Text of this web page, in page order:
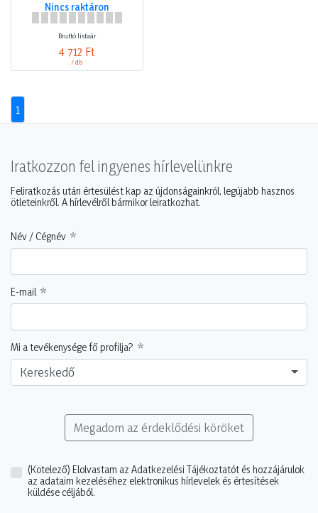
Nincs raktáron
Bruttó listaár
4 712 Ft
/ db
1
Iratkozzon fel ingyenes hírlevelünkre
Feliratkozás után értesülést kap az újdonságainkról, legújabb hasznos
ötleteinkről. A hírlevélről bármikor leiratkozhat.
Név / Cégnév
E-mail
Mi a tevékenysége fő profilja?
Kereskedő
Megadom az érdeklődési köröket
(Kötelező) Elolvastam az Adatkezelési Tájékoztatót és hozzájárulok
az adataim kezeléséhez elektronikus hírlevelek és értesítések
küldése céljából.